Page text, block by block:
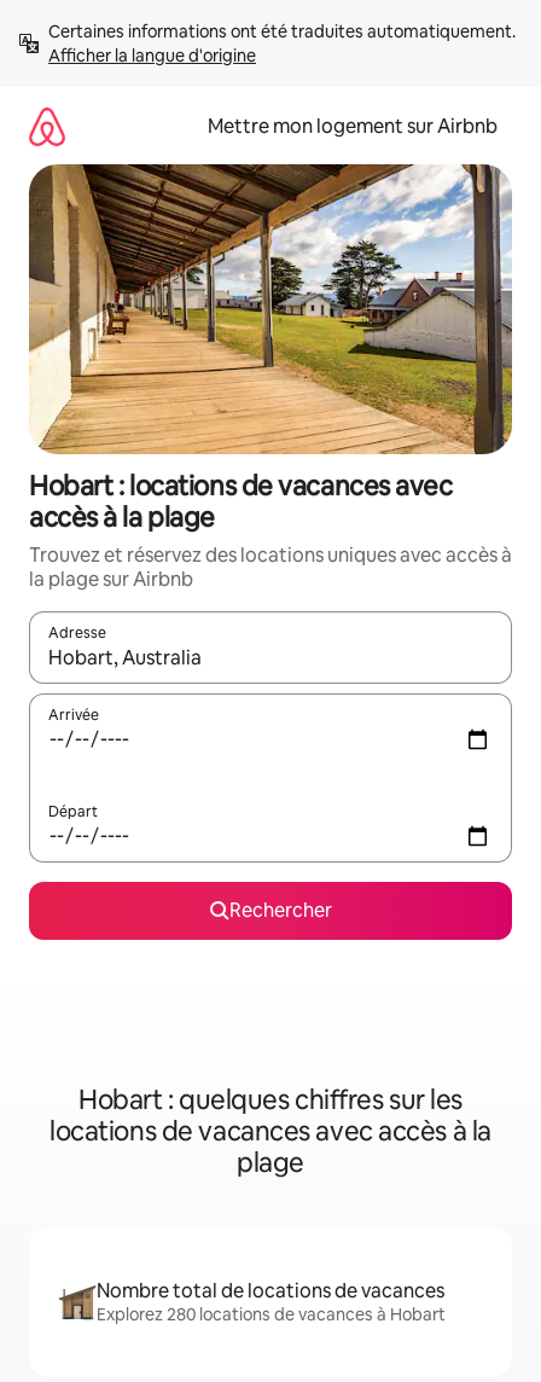
directement
Afficher la langue d'origine
Mettre mon logement sur Airbnb
Hobart : locations de vacances avec
accès à la plage
Trouvez et réservez des locations uniques avec accès à
la plage sur Airbnb
Adresse
Lorsque les résultats s'affichent, utilisez les flèches vers le
Arrivée
Départ
Rechercher
Hobart : quelques chiffres sur les
locations de vacances avec accès à la
plage
Nombre total de locations de vacances
Explorez 280 locations de vacances à Hobart